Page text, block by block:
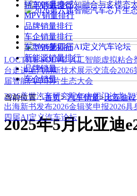
2026盖世汽车研究院年中闭门沙龙
出海新书发布2026金辑奖申报2026
四届AI定义汽车论坛
LOCTITE SOLVE 人工智能虚拟粘合
台走进上汽创新技术展示交流会2026
届智能汽车芯片生态大会
轿车销量排行
MPV销量排行
品牌销量排行
车企销量排行
车型销量排行
新能源销量排行
品牌销量
车企销量
当前位置：首页>汽车销量>比亚迪e2
2025年5月比亚迪